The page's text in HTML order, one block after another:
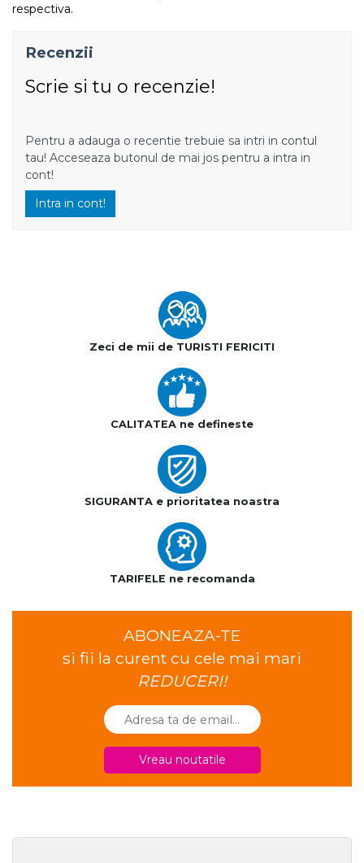
respectiva.
Recenzii
Scrie si tu o recenzie!
Pentru a adauga o recentie trebuie sa intri in contul
tau! Acceseaza butonul de mai jos pentru a intra in
cont!
Intra in cont!
Zeci de mii de TURISTI FERICITI
CALITATEA ne defineste
SIGURANTA e prioritatea noastra
TARIFELE ne recomanda
ABONEAZA-TE
si fii la curent cu cele mai mari
REDUCERI!
Vreau noutatile